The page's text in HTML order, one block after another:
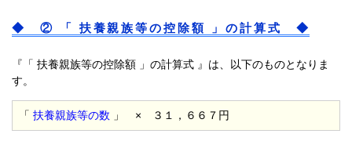
◆ ② 「 扶養親族等の控除額 」の計算式 ◆
『「 扶養親族等の控除額 」の計算式 』は、以下のものとなりま
す。
「 扶養親族等の数 」 × ３１，６６７円